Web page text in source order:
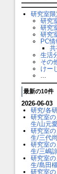
研究室限
研究
研究
研究
PC情
生活
その
けー
...
最新の10件
2026-06-03
研究/各
研究室
生/山元
研究室
生/三代
研究室
生/三嶋
研究室
生/島田
研究室